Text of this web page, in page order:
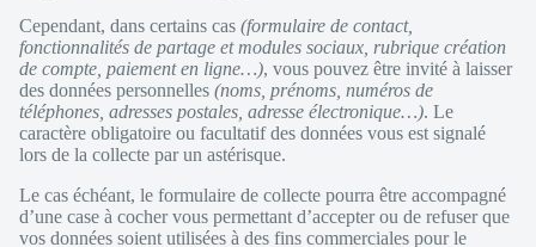
Cependant, dans certains cas (formulaire de contact,
fonctionnalités de partage et modules sociaux, rubrique création
de compte, paiement en ligne…), vous pouvez être invité à laisser
des données personnelles (noms, prénoms, numéros de
téléphones, adresses postales, adresse électronique…). Le
caractère obligatoire ou facultatif des données vous est signalé
lors de la collecte par un astérisque.
Le cas échéant, le formulaire de collecte pourra être accompagné
d’une case à cocher vous permettant d’accepter ou de refuser que
vos données soient utilisées à des fins commerciales pour le